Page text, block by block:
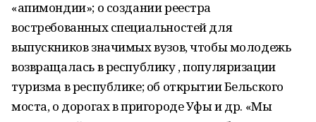
«апимондии»; о создании реестра
востребованных специальностей для
выпускников значимых вузов, чтобы молодежь
возвращалась в республику , популяризации
туризма в республике; об открытии Бельского
моста, о дорогах в пригороде Уфы и др. «Мы